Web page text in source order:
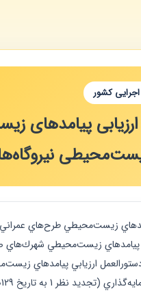
کشور
ارزیابی پیامدهای
ارزيابي راهبردي محيط‌زيستي طرح‌هاي عمراني